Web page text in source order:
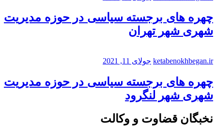
چهره های برجسته سیاسی در حوزه مدیریت
شهری شهر تهران
ketabenokhbegan.ir جولای 11, 2021
چهره های برجسته سیاسی در حوزه مدیریت
شهری شهر لنگرود
نخبگان قضاوت و وکالت